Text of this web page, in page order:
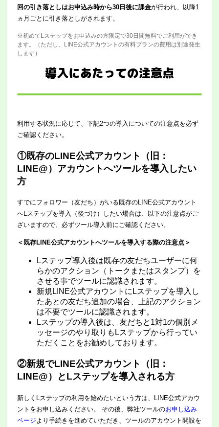
回の引き落としはお申込み時から30日後に課金が行われ、以降1
ヵ月ごとに引き落としがされます。
※初めてLステップをお申込みの方限定で30日間無料でご利用ができ
ます。（ただし、LINE公式アカウントの有料プランの費用は別途発生
します）
導入にあたっての注意点
利用する状況に応じて、下記2つの導入についての注意点を必ず
ご確認ください。
①既存のLINE公式アカウント（旧：
LINE@）アカウントへツールを導入したい
方
すでにフォロワー（友だち）がいる既存のLINE公式アカウント
へLステップを導入（後づけ）したい場合は、以下の注意点がご
ざいますので、必ずツール導入前にご確認ください。
＜既存LINE公式アカウントへツールを導入する際の注意点＞
Lステップ導入後は既存の友だちユーザーに何
らかのアクション（トークまたはスタンプ）を
させる事でツールに認識されます。
新規LINE公式アカウントにLステップを導入し
たあとの友だち追加の場合、上記のアクション
は不要でツールに認識されます。
Lステップの導入後は、友だちと1対1の個別メ
ッセージのやり取りもLステップから行ってい
ただくことをお勧めしております。
②新規でLINE公式アカウント（旧：
LINE@）とLステップを導入される方
新しくLステップの利用を始めたいという方は、LINE公式アカウ
ントをお申し込みください。 その後、弊社ツールのお申し込み
ページ より手続きを進めていただき、ツールのアカウント開設を